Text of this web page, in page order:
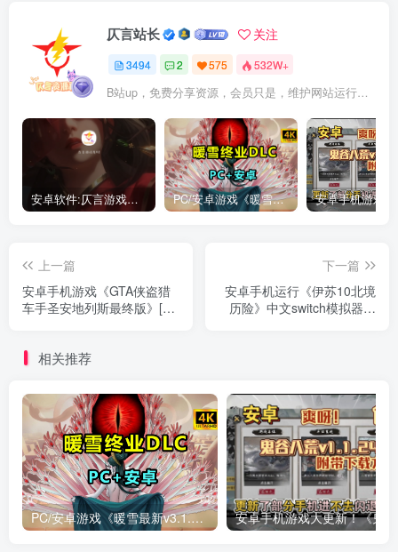
仄言站长 关注
3494 2 575 532W+
B站up，免费分享资源，会员只是，维护网站运行，会员权利为可以支持本地下载，更多内容，敬请期待！
安卓软件:仄言游戏库4.0APP全新上架了！没有下的赶紧下载呀！ PC/安卓游戏《暖雪最新v3.1.0.1》终业DLC整合版！
上一篇
安卓手机游戏《GTA侠盗猎
车手圣安地列斯最终版》[重
下一篇
安卓手机运行《伊苏10北境
历险》中文switch模拟器！
相关推荐
PC/安卓游戏《暖雪最新v3.1.0.1》终业DLC整合版！